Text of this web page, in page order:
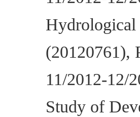
Hydrological
(20120761),
11/2012-12/
Study of